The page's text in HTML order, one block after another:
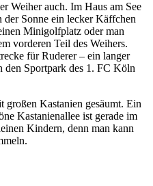
Weiher auch. Im Haus am See
der Sonne ein lecker Käffchen
Minigolfplatz oder man
vorderen Teil des Weihers.
für Ruderer – ein langer
den Sportpark des 1. FC Köln
großen Kastanien gesäumt. Ein
Kastanienallee ist gerade im
Kindern, denn man kann